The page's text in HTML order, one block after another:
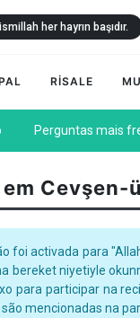
her hayrın başıdır.
RİSALE
Perguntas mais
Cevşen-
foi activada para
bereket niyetiyle
para participar na
mencionadas na